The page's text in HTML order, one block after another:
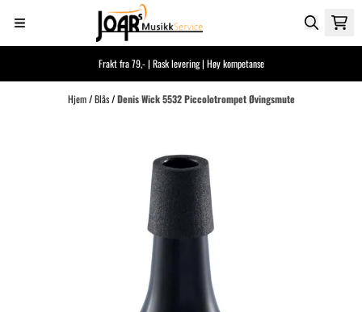
Hopp til innhold
Frakt fra 79,- | Rask levering | Høy kompetanse
Hjem/Blås/Denis Wick 5532 Piccolotrompet Øvingsmute